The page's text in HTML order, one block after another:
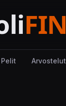
Pelit Arvostelut